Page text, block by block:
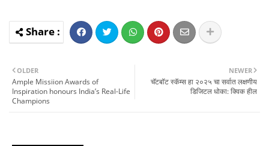
NEWER
चॅटबॉट स्कॅम्स हा २०२५ चा सर्वात लक्षणीय
डिजिटल धोका: क्विक हील
OLDER
Ample Missiion Awards of
Inspiration honours India’s Real-Life
Champions